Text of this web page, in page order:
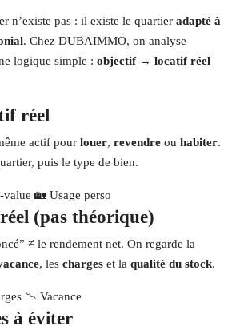
n’existe pas : il existe le quartier adapté à
. Chez DUBAIMMO, on analyse
logique simple : objectif → locatif réel
réel
actif pour louer, revendre ou habiter.
puis le type de bien.
value 🏡 Usage perso
(pas théorique)
≠ le rendement net. On regarde la
, les charges et la qualité du stock.
📉 Vacance
à éviter